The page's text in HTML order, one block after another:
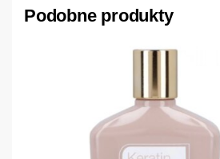
Podobne produkty